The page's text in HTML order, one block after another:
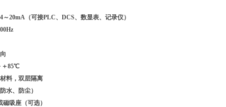
～20mA（可接PLC、DCS、数显表、记录仪）
＋85℃
料，双层隔离
水、防尘）
吸座（可选）